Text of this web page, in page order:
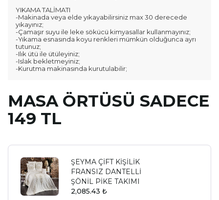
YIKAMA TALİMATI
-Makinada veya elde yıkayabilirsiniz max 30 derecede
yıkayınız;
-Çamaşır suyu ile leke sökücü kimyasallar kullanmayınız;
-Yıkama esnasında koyu renkleri mümkün olduğunca ayrı
tutunuz;
-Ilık ütü ile ütüleyiniz;
-Islak bekletmeyiniz;
-Kurutma makinasında kurutulabilir;
MASA ÖRTÜSÜ SADECE
149 TL
ŞEYMA ÇİFT KİŞİLİK
FRANSIZ DANTELLİ
ŞÖNİL PİKE TAKIMI
2,085.43 ₺